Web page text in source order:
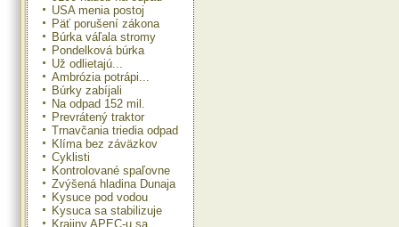
USA menia postoj
Päť porušení zákona
Búrka váľala stromy
Pondelková búrka
Už odlietajú...
Ambrózia potrápi...
Búrky zabíjali
Na odpad 152 mil.
Prevrátený traktor
Trnavčania triedia odpad
Klíma bez záväzkov
Cyklisti
Kontrolované spaľovne
Zvýšená hladina Dunaja
Kysuce pod vodou
Kysuca sa stabilizuje
Krajiny APEC-u sa